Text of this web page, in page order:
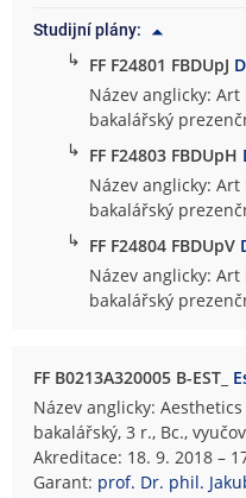
Studijní plány:
↳ FF F24801 FBDUpJ
Název anglicky: Art
bakalářský
↳ FF F24803 FBDUpH
Název anglicky: Art
bakalářský
↳ FF F24804 FBDUpV
Název anglicky: Art
bakalářský
FF B0213A320005 B-EST_
Název anglicky: Aesthetics
bakalářský, 3 r., Bc.,
Akreditace: 18. 9. 2018 –
Garant: prof. Dr. phil.